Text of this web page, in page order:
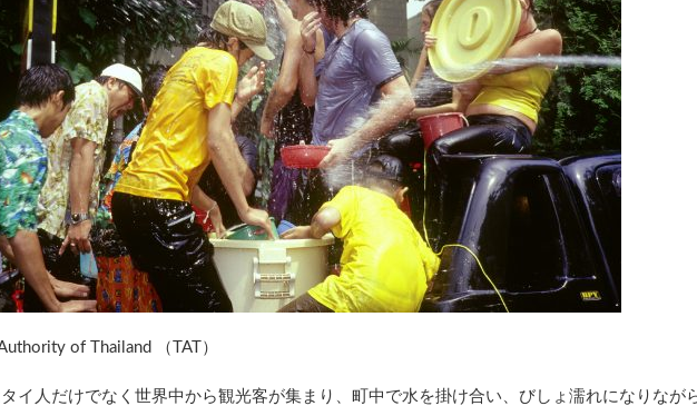
of Thailand （TAT）
イ人だけでなく世界中から観光客が集まり、町中で水を掛け合い、びしょ濡れになりなが